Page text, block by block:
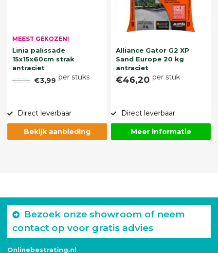
MEEST GEKOZEN!
Linia palissade
15x15x60cm strak
antraciet
€5,75 €3,99 per stuks
Direct leverbaar
Bekijk aanbieding
Alliance Gator G2 XP
Sand Europe 20 kg
antraciet
€46,20 per stuk
Direct leverbaar
Meer informatie
Bezoek onze showroom of neem
contact op voor gratis advies
Onlinebestrating.nl